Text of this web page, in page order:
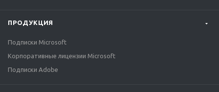
ПРОДУКЦИЯ
Подписки Microsoft
Корпоративные лицензии Microsoft
Подписки Adobe